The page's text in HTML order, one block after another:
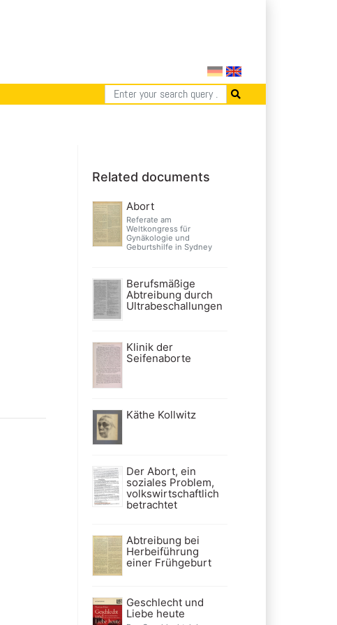
Related documents
Abort
Referate am
Weltkongress für
Gynäkologie und
Geburtshilfe in Sydney
Berufsmäßige
Abtreibung durch
Ultrabeschallungen
Klinik der
Seifenaborte
Käthe Kollwitz
Der Abort, ein
soziales Problem,
volkswirtschaftlich
betrachtet
Abtreibung bei
Herbeiführung
einer Frühgeburt
Geschlecht und
Liebe heute